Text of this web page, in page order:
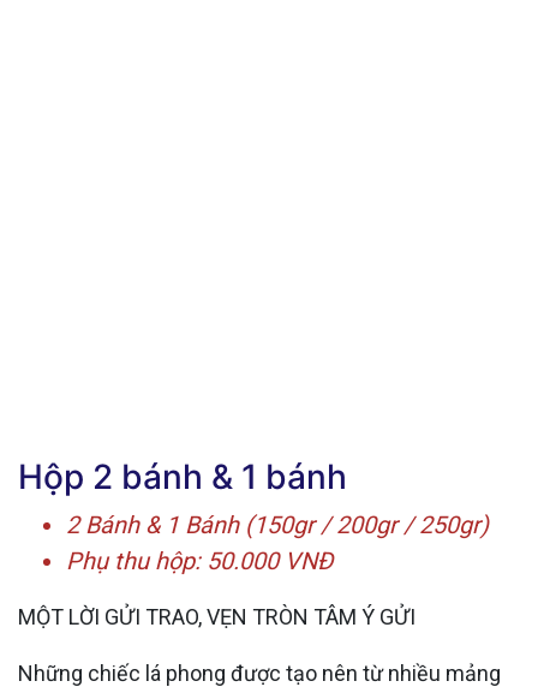
Hộp 2 bánh & 1 bánh
2 Bánh & 1 Bánh (150gr / 200gr / 250gr)
Phụ thu hộp: 50.000 VNĐ
MỘT LỜI GỬI TRAO, VẸN TRÒN TÂM Ý GỬI
Những chiếc lá phong được tạo nên từ nhiều mảng